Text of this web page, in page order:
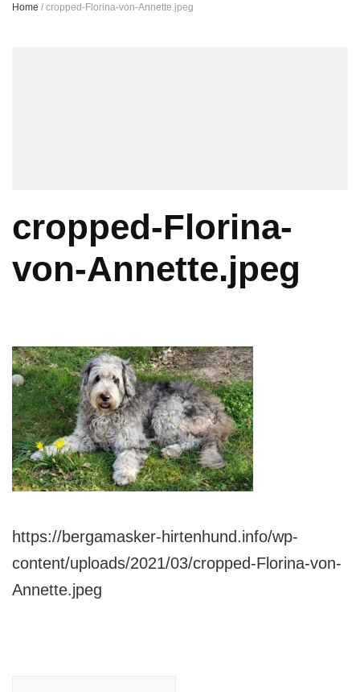
Home / cropped-Florina-von-Annette.jpeg
cropped-Florina-
von-Annette.jpeg
https://bergamasker-hirtenhund.info/wp-
content/uploads/2021/03/cropped-Florina-von-
Annette.jpeg